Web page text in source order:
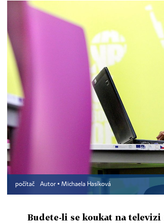
počítač Autor ▪ Michaela Hasíková
Budete-li se koukat na